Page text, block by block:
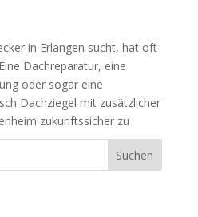
in Erlangen sucht, hat oft
Dachreparatur, eine
oder sogar eine
Dachziegel mit zusätzlicher
zukunftssicher zu